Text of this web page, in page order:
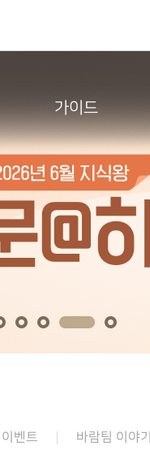
가이드
이벤트 바람팀 이야기